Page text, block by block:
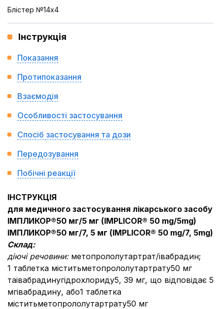
Блістер №14x4
Інструкція
Показання
Протипоказання
Взаємодія
Особливості застосування
Спосіб застосування та дози
Передозування
Побічні реакції
ІНСТРУКЦІЯ
для медичного застосування лікарського засобу
ІМПЛИКОР®50 мг/5 мг (IMPLICOR® 50 mg/5mg)
ІМПЛИКОР®50 мг/7, 5 мг (IMPLICOR® 50 mg/7, 5mg)
Склад:
діючі речовини: метопрололутартрат/івабрадин;
1 таблетка міститьметопрололутартрату50 мг
таівабрадинугідрохлориду5, 39 мг, що відповідає 5
мгівабрадину, або1 таблетка
міститьметопрололутартрату50 мг